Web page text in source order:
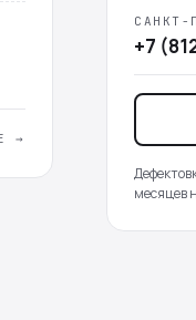
→
САНКТ-
+7
месяцев